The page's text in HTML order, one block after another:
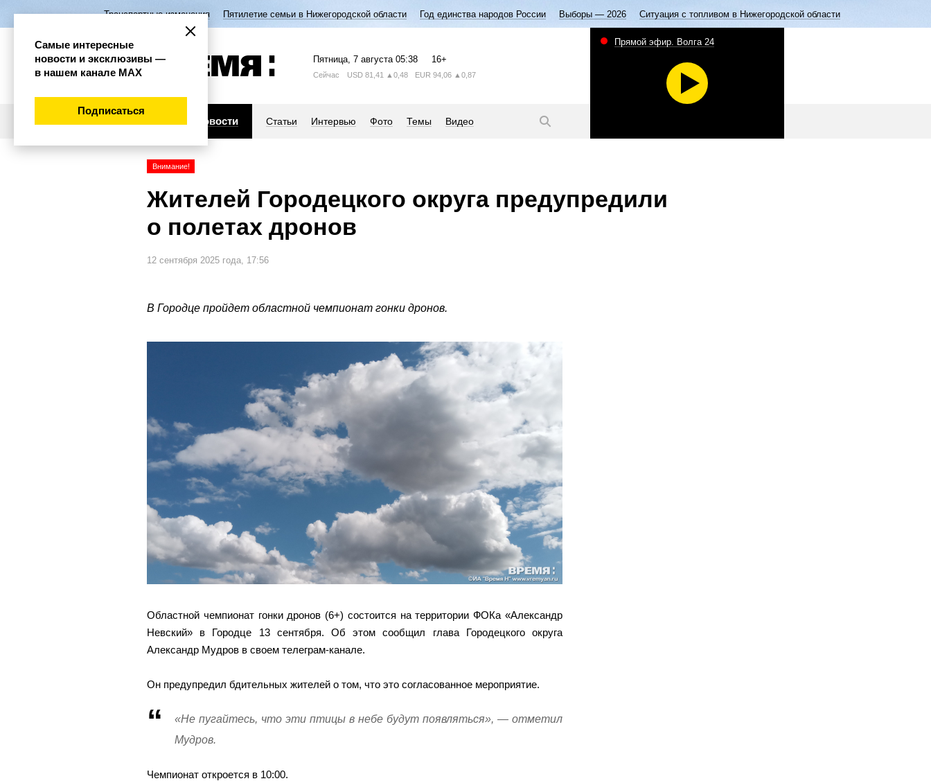
Транспортные изменения Пятилетие семьи в Нижегородской области Год единства народов России Выборы — 2026 Ситуация с топливом в Нижегородской области
Пятница, 7 августа 05:38 16+
Сейчас USD 81,41 ▲0,48 EUR 94,06 ▲0,87
Новости Статьи Интервью Фото Темы Видео
Прямой эфир. Волга 24
Внимание!
Жителей Городецкого округа предупредили
о полетах дронов
12 сентября 2025 года, 17:56
В Городце пройдет областной чемпионат гонки дронов.
Областной чемпионат гонки дронов (6+) состоится на территории ФОКа «Александр
Невский» в Городце 13 сентября. Об этом сообщил глава Городецкого округа
Александр Мудров в своем телеграм-канале.
Он предупредил бдительных жителей о том, что это согласованное мероприятие.
«Не пугайтесь, что эти птицы в небе будут появляться», — отметил
Мудров.
Чемпионат откроется в 10:00.
Самые интересные
новости и эксклюзивы —
в нашем канале МАХ
Подписаться